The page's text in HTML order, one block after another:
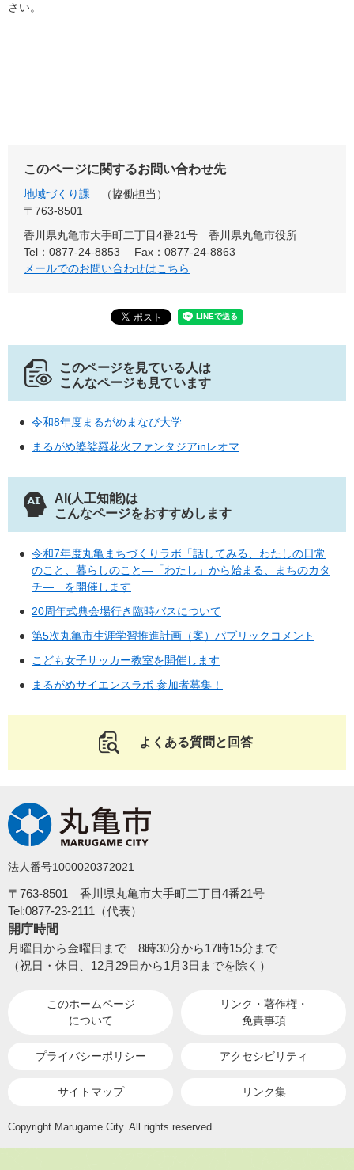
さい。
このページに関するお問い合わせ先
地域づくり課
協働担当
〒763-8501
香川県丸亀市大手町二丁目4番21号 香川県丸亀市役所
Tel：0877-24-8853
Fax：0877-24-8863
メールでのお問い合わせはこちら
このページを見ている人は
こんなページも見ています
令和8年度まるがめまなび大学
まるがめ婆娑羅花火ファンタジアinレオマ
AI(人工知能)は
こんなページをおすすめします
令和7年度丸亀まちづくりラボ「話してみる、わたしの日常
のこと、暮らしのこと―「わたし」から始まる、まちのカタ
チ―」を開催します
20周年式典会場行き臨時バスについて
第5次丸亀市生涯学習推進計画（案）パブリックコメント
こども女子サッカー教室を開催します
まるがめサイエンスラボ 参加者募集！
よくある質問と回答
法人番号1000020372021
〒763-8501 香川県丸亀市大手町二丁目4番21号
Tel:0877-23-2111（代表）
開庁時間
月曜日から金曜日まで 8時30分から17時15分まで
（祝日・休日、12月29日から1月3日までを除く）
このホームページ
について
リンク・著作権・
免責事項
プライバシーポリシー アクセシビリティ
サイトマップ リンク集
Copyright Marugame City. All rights reserved.